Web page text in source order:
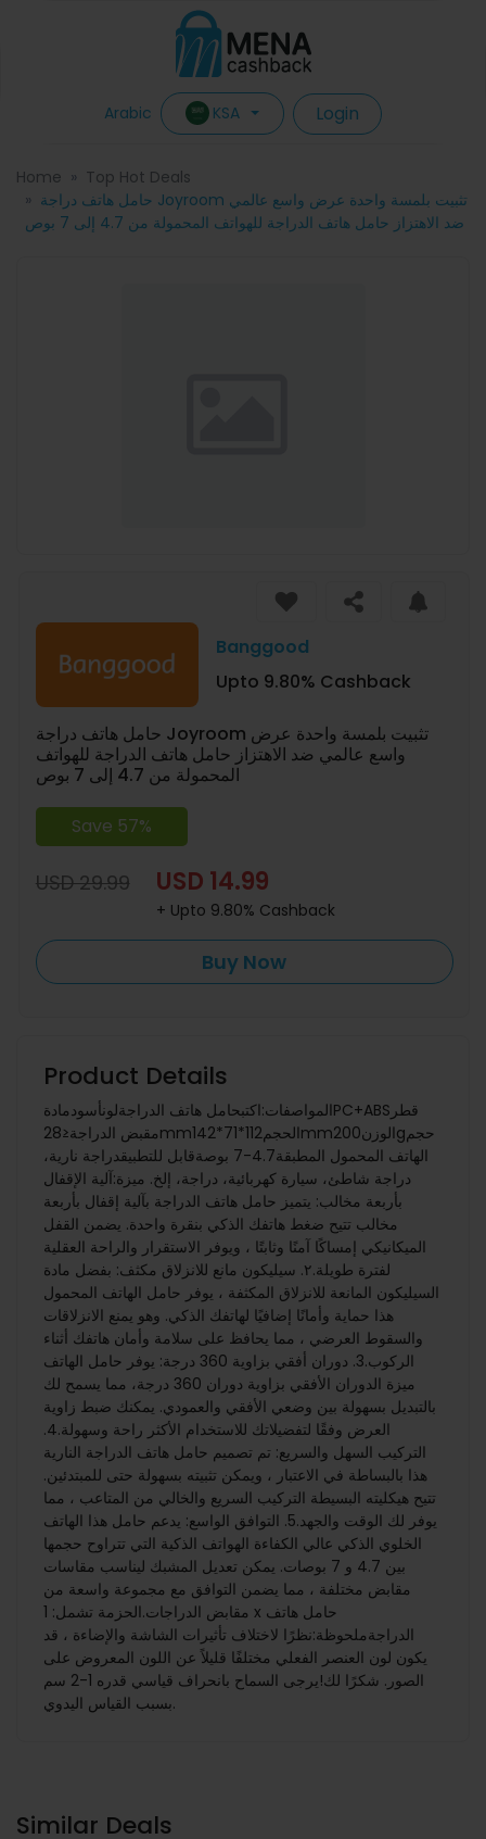
Arabic KSA Login
Home
Top Hot Deals
حامل هاتف دراجة Joyroom تثبيت بلمسة واحدة عرض واسع عالمي
ضد الاهتزاز حامل هاتف الدراجة للهواتف المحمولة من 4.7 إلى 7 بوص
Banggood
Upto 9.80% Cashback
حامل هاتف دراجة Joyroom تثبيت بلمسة واحدة عرض
واسع عالمي ضد الاهتزاز حامل هاتف الدراجة للهواتف
المحمولة من 4.7 إلى 7 بوص
Save 57%
USD 29.99 USD 14.99
+ Upto 9.80% Cashback
Buy Now
Product Details
المواصفات:اكتبحامل هاتف الدراجةلونأسودمادةPC+ABSقطر
مقبض الدراجة≤28mmالحجم112*71*142mmالوزن200gحجم
الهاتف المحمول المطبقة4.7-7 بوصةقابل للتطبيقدراجة نارية،
دراجة شاطئ، سيارة كهربائية، دراجة، إلخ. ميزة:آلية الإقفال
بأربعة مخالب: يتميز حامل هاتف الدراجة بآلية إقفال بأربعة
مخالب تتيح ضغط هاتفك الذكي بنقرة واحدة. يضمن القفل
الميكانيكي إمساكًا آمنًا وثابتًا ، ويوفر الاستقرار والراحة العقلية
لفترة طويلة.٢. سيليكون مانع للانزلاق مكثف: بفضل مادة
السيليكون المانعة للانزلاق المكثفة ، يوفر حامل الهاتف المحمول
هذا حماية وأمانًا إضافيًا لهاتفك الذكي. وهو يمنع الانزلاقات
والسقوط العرضي ، مما يحافظ على سلامة وأمان هاتفك أثناء
الركوب.3. دوران أفقي بزاوية 360 درجة: يوفر حامل الهاتف
ميزة الدوران الأفقي بزاوية دوران 360 درجة، مما يسمح لك
بالتبديل بسهولة بين وضعي الأفقي والعمودي. يمكنك ضبط زاوية
العرض وفقًا لتفضيلاتك للاستخدام الأكثر راحة وسهولة.4.
التركيب السهل والسريع: تم تصميم حامل هاتف الدراجة النارية
هذا بالبساطة في الاعتبار ، ويمكن تثبيته بسهولة حتى للمبتدئين.
تتيح هيكليته البسيطة التركيب السريع والخالي من المتاعب ، مما
يوفر لك الوقت والجهد.5. التوافق الواسع: يدعم حامل هذا الهاتف
الخلوي الذكي عالي الكفاءة الهواتف الذكية التي تتراوح حجمها
بين 4.7 و 7 بوصات. يمكن تعديل المشبك ليناسب مقاسات
مقابض مختلفة ، مما يضمن التوافق مع مجموعة واسعة من
مقابض الدراجات.الحزمة تشمل: 1 x حامل هاتف
الدراجةملحوظة:نظرًا لاختلاف تأثيرات الشاشة والإضاءة ، قد
يكون لون العنصر الفعلي مختلفًا قليلاً عن اللون المعروض على
الصور. شكرًا لك!يرجى السماح بانحراف قياسي قدره 1-2 سم
بسبب القياس اليدوي.
Similar Deals